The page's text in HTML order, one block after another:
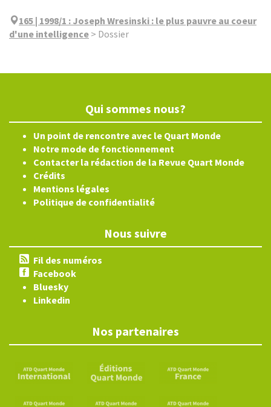
165 | 1998/1 : Joseph Wresinski : le plus pauvre au coeur
d'une intelligence > Dossier
Qui sommes nous?
Un point de rencontre avec le Quart Monde
Notre mode de fonctionnement
Contacter la rédaction de la Revue Quart Monde
Crédits
Mentions légales
Politique de confidentialité
Nous suivre
Fil des numéros
Facebook
Bluesky
Linkedin
Nos partenaires